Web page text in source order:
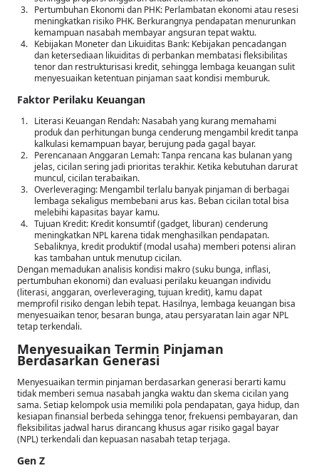
Pertumbuhan Ekonomi dan PHK: Perlambatan ekonomi atau resesi
meningkatkan risiko PHK. Berkurangnya pendapatan menurunkan
kemampuan nasabah membayar angsuran tepat waktu.
Kebijakan Moneter dan Likuiditas Bank: Kebijakan pencadangan
dan ketersediaan likuiditas di perbankan membatasi fleksibilitas
tenor dan restrukturisasi kredit, sehingga lembaga keuangan sulit
menyesuaikan ketentuan pinjaman saat kondisi memburuk.
Faktor Perilaku Keuangan
Literasi Keuangan Rendah: Nasabah yang kurang memahami
produk dan perhitungan bunga cenderung mengambil kredit tanpa
kalkulasi kemampuan bayar, berujung pada gagal bayar.
Perencanaan Anggaran Lemah: Tanpa rencana kas bulanan yang
jelas, cicilan sering jadi prioritas terakhir. Ketika kebutuhan darurat
muncul, cicilan terabaikan.
Overleveraging: Mengambil terlalu banyak pinjaman di berbagai
lembaga sekaligus membebani arus kas. Beban cicilan total bisa
melebihi kapasitas bayar kamu.
Tujuan Kredit: Kredit konsumtif (gadget, liburan) cenderung
meningkatkan NPL karena tidak menghasilkan pendapatan.
Sebaliknya, kredit produktif (modal usaha) memberi potensi aliran
kas tambahan untuk menutup cicilan.
Dengan memadukan analisis kondisi makro (suku bunga, inflasi,
pertumbuhan ekonomi) dan evaluasi perilaku keuangan individu
(literasi, anggaran, overleveraging, tujuan kredit), kamu dapat
memprofil risiko dengan lebih tepat. Hasilnya, lembaga keuangan bisa
menyesuaikan tenor, besaran bunga, atau persyaratan lain agar NPL
tetap terkendali.
Menyesuaikan Termin Pinjaman
Berdasarkan Generasi
Menyesuaikan termin pinjaman berdasarkan generasi berarti kamu
tidak memberi semua nasabah jangka waktu dan skema cicilan yang
sama. Setiap kelompok usia memiliki pola pendapatan, gaya hidup, dan
kesiapan finansial berbeda sehingga tenor, frekuensi pembayaran, dan
fleksibilitas jadwal harus dirancang khusus agar risiko gagal bayar
(NPL) terkendali dan kepuasan nasabah tetap terjaga.
Gen Z